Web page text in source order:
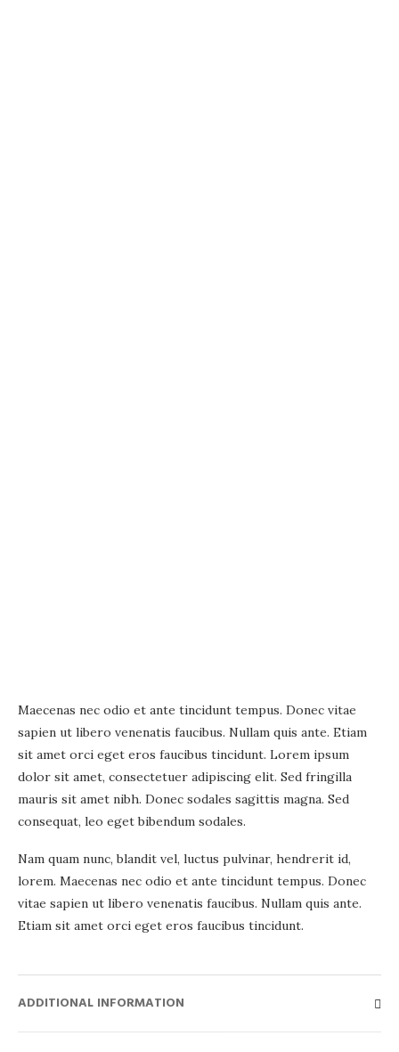
Maecenas nec odio et ante tincidunt tempus. Donec vitae
sapien ut libero venenatis faucibus. Nullam quis ante. Etiam
sit amet orci eget eros faucibus tincidunt. Lorem ipsum
dolor sit amet, consectetuer adipiscing elit. Sed fringilla
mauris sit amet nibh. Donec sodales sagittis magna. Sed
consequat, leo eget bibendum sodales.
Nam quam nunc, blandit vel, luctus pulvinar, hendrerit id,
lorem. Maecenas nec odio et ante tincidunt tempus. Donec
vitae sapien ut libero venenatis faucibus. Nullam quis ante.
Etiam sit amet orci eget eros faucibus tincidunt.
ADDITIONAL INFORMATION